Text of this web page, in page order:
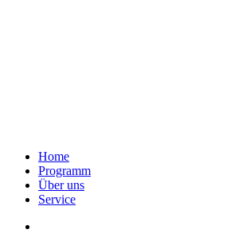
Home
Programm
Über uns
Service